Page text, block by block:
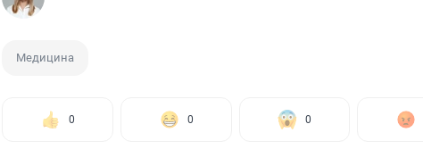
Медицина
0 0 0